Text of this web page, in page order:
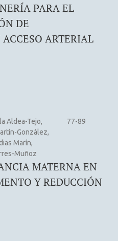
PARA EL
DE
ARTERIAL
Aldea-Tejo,
González,
Marín,
Muñoz
77-89
MATERNA EN
Y REDUCCIÓN